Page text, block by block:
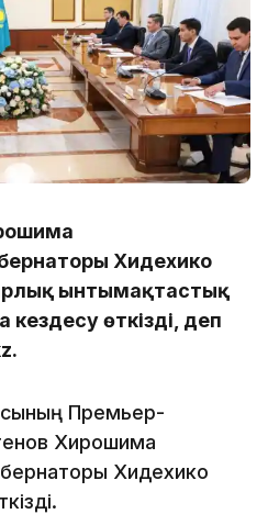
Хидехико
ынтымақтастық
өткізді, деп
Премьер-
Хирошима
Хидехико